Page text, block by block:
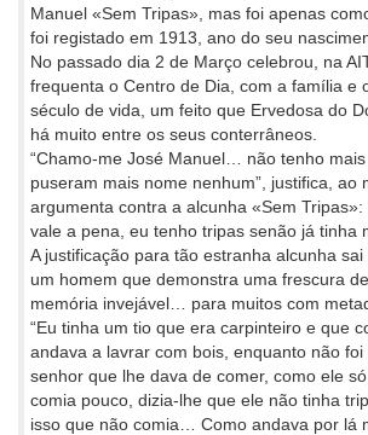
Manuel «Sem Tripas», mas foi apenas
foi registado em 1913, ano do seu
No passado dia 2 de Março celebrou, na
frequenta o Centro de Dia, com a família e
século de vida, um feito que Ervedosa do
há muito entre os seus conterrâneos.
“Chamo-me José Manuel… não tenho
puseram mais nome nenhum”, justifica, ao
argumenta contra a alcunha «Sem Tripas»:
vale a pena, eu tenho tripas senão já tinha
A justificação para tão estranha alcunha
um homem que demonstra uma frescura
memória invejável… para muitos com
“Eu tinha um tio que era carpinteiro e que
andava a lavrar com bois, enquanto não
senhor que lhe dava de comer, como ele
comia pouco, dizia-lhe que ele não tinha
isso que não comia… Como andava por lá